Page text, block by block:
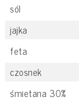
sól
jajka
feta
czosnek
śmietana 30%